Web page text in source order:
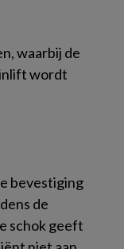
waarbij de
wordt
bevestiging
de
schok geeft